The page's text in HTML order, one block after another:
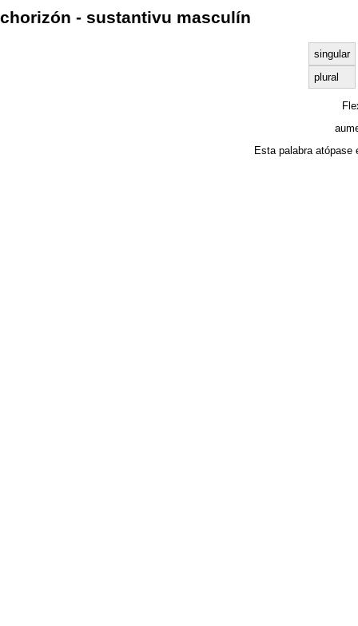
chorizón - sustantivu masculín
singular
plural
Esta palabra atópase